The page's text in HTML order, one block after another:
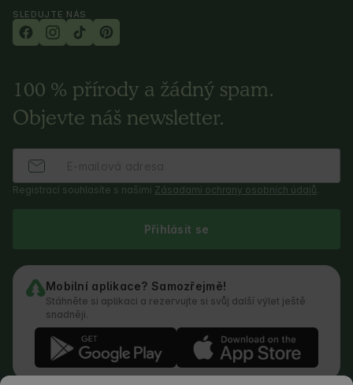
SLEDUJTE NÁS
100 % přírody a žádný spam.
Objevte náš newsletter.
Registrací souhlasíte s našimi Zásadami ochrany osobních údajů.
Přihlásit se
Mobilní aplikace? Samozřejmě!
Stáhněte si aplikaci a rezervujte si svůj další výlet ještě
snadněji.